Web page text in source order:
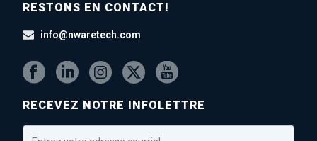
RESTONS EN CONTACT!
info@nwaretech.com
RECEVEZ NOTRE INFOLETTRE